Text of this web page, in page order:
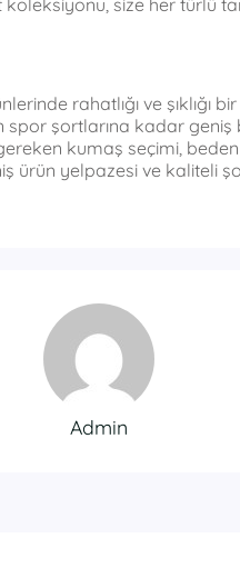
size her türlü
rahatlığı ve şıklığı
şortlarına kadar
kumaş seçimi,
ürün yelpazesi ve kaliteli
Admin